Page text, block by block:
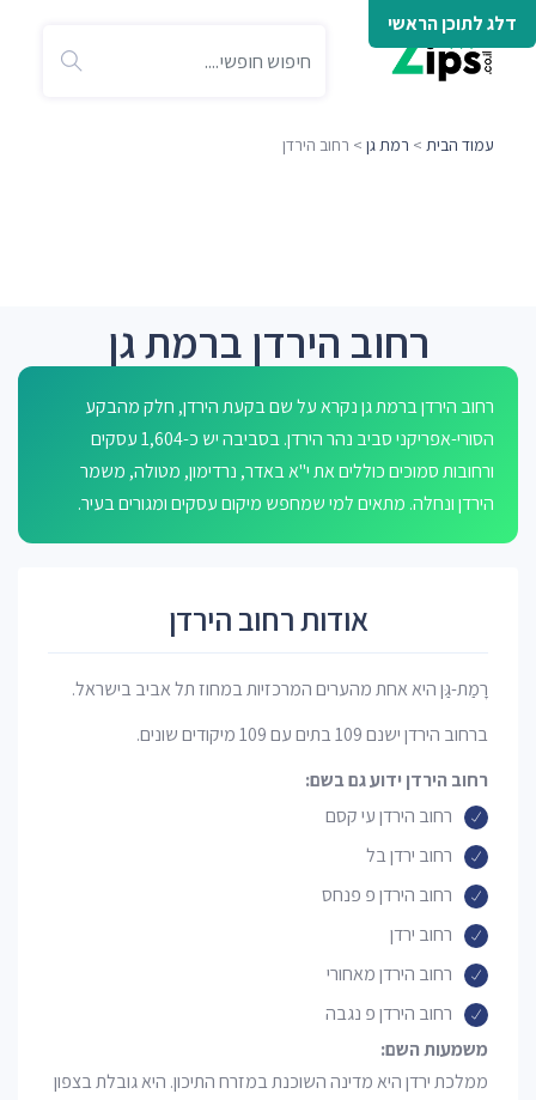
דלג לתוכן הראשי
עמוד הבית > רמת גן > רחוב הירדן
רחוב הירדן ברמת גן
רחוב הירדן ברמת גן נקרא על שם בקעת הירדן, חלק מהבקע
הסורי-אפריקני סביב נהר הירדן. בסביבה יש כ-1,604 עסקים
ורחובות סמוכים כוללים את י"א באדר, נרדימון, מטולה, משמר
הירדן ונחלה. מתאים למי שמחפש מיקום עסקים ומגורים בעיר.
אודות רחוב הירדן
רָמַת-גַּן היא אחת מהערים המרכזיות במחוז תל אביב בישראל.
ברחוב הירדן ישנם 109 בתים עם 109 מיקודים שונים.
רחוב הירדן ידוע גם בשם:
רחוב הירדן עי קסם
רחוב ירדן בל
רחוב הירדן פ פנחס
רחוב ירדן
רחוב הירדן מאחורי
רחוב הירדן פ נגבה
משמעות השם:
ממלכת ירדן היא מדינה השוכנת במזרח התיכון. היא גובלת בצפון